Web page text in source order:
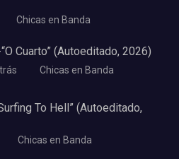
Chicas en Banda
Cuarto” (Autoeditado, 2026)
Chicas en Banda
To Hell” (Autoeditado,
Chicas en Banda